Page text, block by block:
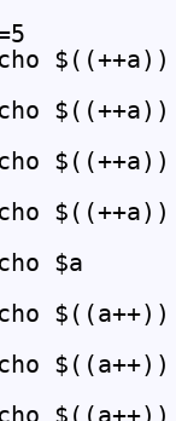
$((++a))
$((++a))
$((++a))
$((++a))
$a
$((a++))
$((a++))
$((a++))